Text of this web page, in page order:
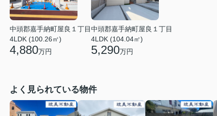
中頭郡嘉手納町屋良１丁目
4LDK (100.26㎡)
4,880万円
中頭郡嘉手納町屋良１丁目
4LDK (104.04㎡)
5,290万円
よく見られている物件